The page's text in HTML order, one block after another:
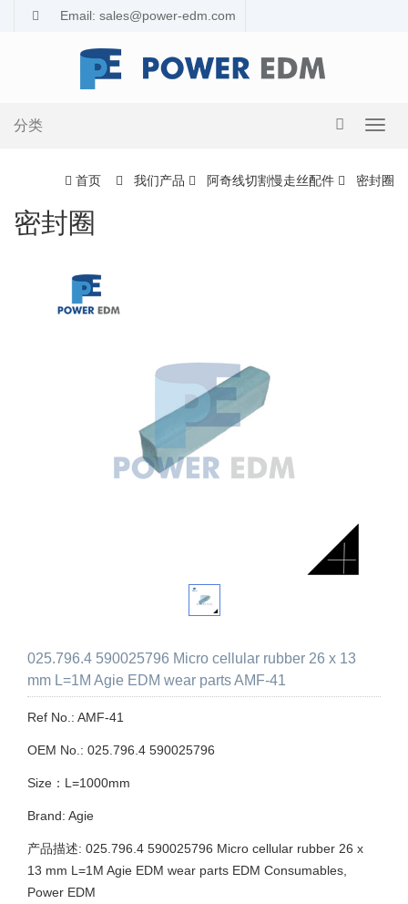
Email: sales@power-edm.com
导
换
分类
首页 我们产品 阿奇线切割慢走丝配件 密封圈
密封圈
025.796.4 590025796 Micro cellular rubber 26 x 13
mm L=1M Agie EDM wear parts AMF-41
Ref No.: AMF-41
OEM No.: 025.796.4 590025796
Size：L=1000mm
Brand: Agie
产品描述: 025.796.4 590025796 Micro cellular rubber 26 x
13 mm L=1M Agie EDM wear parts EDM Consumables,
Power EDM